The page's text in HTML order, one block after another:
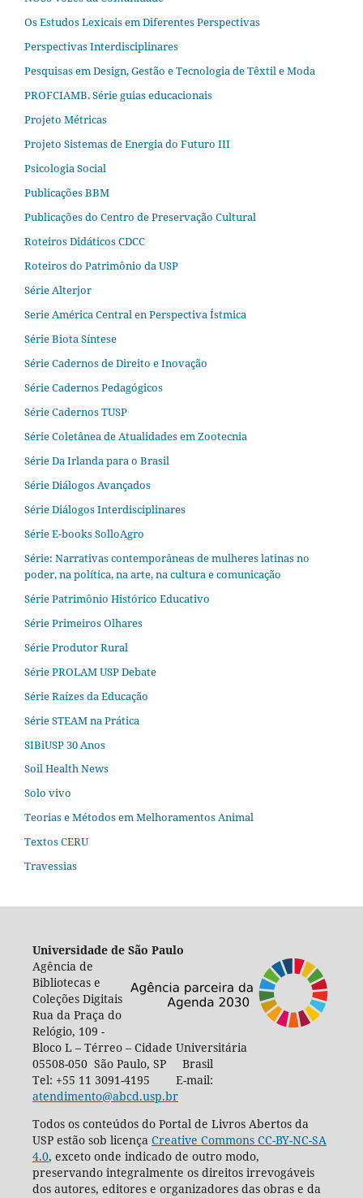
Os Estudos Lexicais em Diferentes Perspectivas
Perspectivas Interdisciplinares
Pesquisas em Design, Gestão e Tecnologia de Têxtil e Moda
PROFCIAMB. Série guias educacionais
Projeto Métricas
Projeto Sistemas de Energia do Futuro III
Psicologia Social
Publicações BBM
Publicações do Centro de Preservação Cultural
Roteiros Didáticos CDCC
Roteiros do Patrimônio da USP
Série Alterjor
Serie América Central en Perspectiva Ístmica
Série Biota Síntese
Série Cadernos de Direito e Inovação
Série Cadernos Pedagógicos
Série Cadernos TUSP
Série Coletânea de Atualidades em Zootecnia
Série Da Irlanda para o Brasil
Série Diálogos Avançados
Série Diálogos Interdisciplinares
Série E-books SolloAgro
Série: Narrativas contemporâneas de mulheres latinas no
poder, na política, na arte, na cultura e comunicação
Série Patrimônio Histórico Educativo
Série Primeiros Olhares
Série Produtor Rural
Série PROLAM USP Debate
Série Raízes da Educação
Série STEAM na Prática
SIBiUSP 30 Anos
Soil Health News
Solo vivo
Teorias e Métodos em Melhoramentos Animal
Textos CERU
Travessias
Universidade de São Paulo
Agência de
Bibliotecas e
Coleções Digitais
Rua da Praça do
Relógio, 109 -
Bloco L – Térreo – Cidade Universitária
05508-050 São Paulo, SP Brasil
Tel: +55 11 3091-4195 E-mail:
atendimento@abcd.usp.br
Todos os conteúdos do Portal de Livros Abertos da
USP estão sob licença Creative Commons CC-BY-NC-SA
4.0, exceto onde indicado de outro modo,
preservando integralmente os direitos irrevogáveis
dos autores, editores e organizadores das obras e da